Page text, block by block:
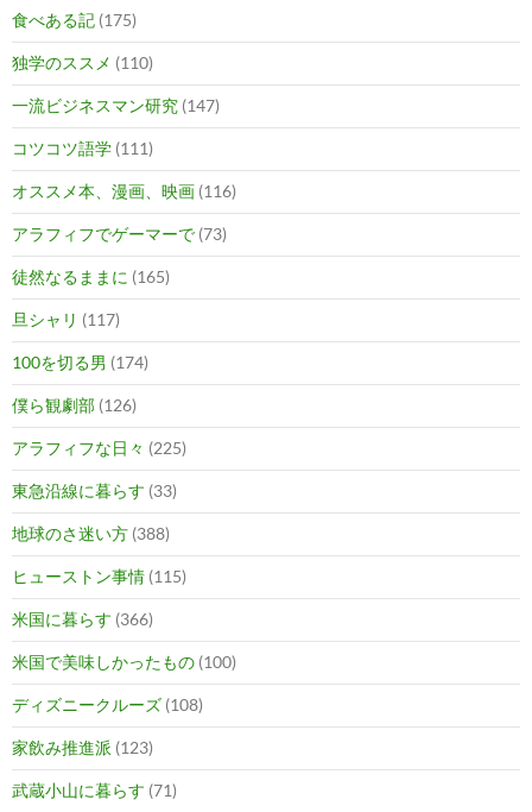
食べある記 (175)
独学のススメ (110)
一流ビジネスマン研究 (147)
コツコツ語学 (111)
オススメ本、漫画、映画 (116)
アラフィフでゲーマーで (73)
徒然なるままに (165)
旦シャリ (117)
100を切る男 (174)
僕ら観劇部 (126)
アラフィフな日々 (225)
東急沿線に暮らす (33)
地球のさ迷い方 (388)
ヒューストン事情 (115)
米国に暮らす (366)
米国で美味しかったもの (100)
ディズニークルーズ (108)
家飲み推進派 (123)
武蔵小山に暮らす (71)